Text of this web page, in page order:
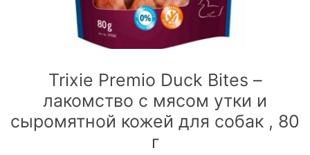
Trixie Premio Duck Bites –
лакомство с мясом утки и
сыромятной кожей для собак , 80
г